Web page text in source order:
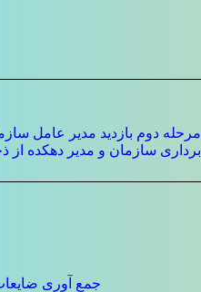
مرحله دوم بازدید مدیر عامل
برداری سازمان و مدیر دهکده از
جمع آوری